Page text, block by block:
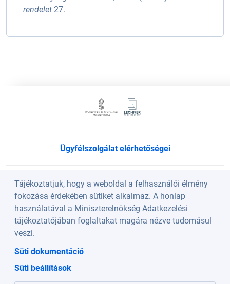
Tájékoztatjuk, hogy a weboldal a felhasználói élmény
fokozása érdekében sütiket alkalmaz. A honlap
használatával a Miniszterelnökség Adatkezelési
tájékoztatójában foglaltakat magára nézve tudomásul
veszi.
Süti dokumentáció
Süti beállítások
rendelet 27.
Ügyfélszolgálat elérhetőségei
Süti beállítások
Köszöntő
A weboldalt a Lechner Nonprofit Kft. üzemelteti a